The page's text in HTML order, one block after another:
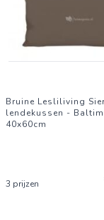
Bruine Lesliliving
lendekussen -
40x60cm
3 prijzen